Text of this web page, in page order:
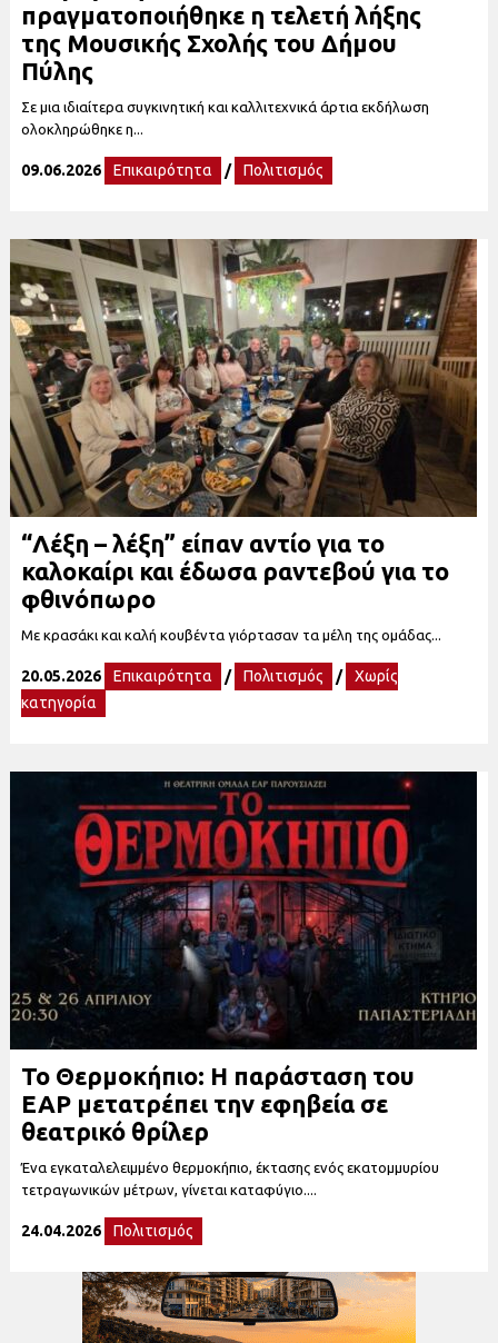
πραγματοποιήθηκε η τελετή λήξης
της Μουσικής Σχολής του Δήμου
Πύλης
Σε μια ιδιαίτερα συγκινητική και καλλιτεχνικά άρτια εκδήλωση
ολοκληρώθηκε η...
09.06.2026 Επικαιρότητα / Πολιτισμός
“Λέξη – λέξη” είπαν αντίο για το
καλοκαίρι και έδωσα ραντεβού για το
φθινόπωρο
Με κρασάκι και καλή κουβέντα γιόρτασαν τα μέλη της ομάδας...
20.05.2026 Επικαιρότητα / Πολιτισμός /
Χωρίς
κατηγορία
Το Θερμοκήπιο: Η παράσταση του
ΕΑΡ μετατρέπει την εφηβεία σε
θεατρικό θρίλερ
Ένα εγκαταλελειμμένο θερμοκήπιο, έκτασης ενός εκατομμυρίου
τετραγωνικών μέτρων, γίνεται καταφύγιο....
24.04.2026 Πολιτισμός